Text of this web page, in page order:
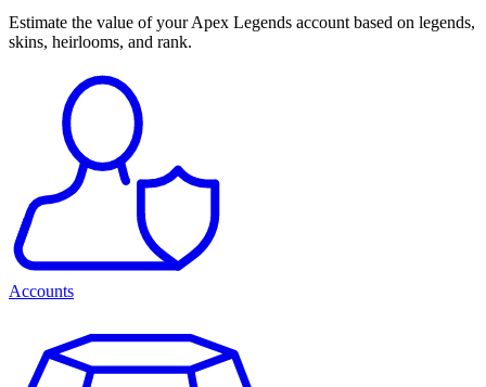
Estimate the value of your Apex Legends account based on legends,
skins, heirlooms, and rank.
Accounts